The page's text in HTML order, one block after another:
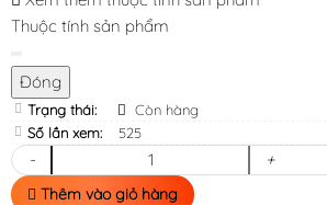
Thuộc tính sản phẩm
Đóng
Trạng thái:
Còn hàng
Số lần xem:
525
- +
Thêm vào giỏ hàng